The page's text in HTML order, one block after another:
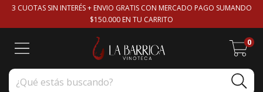
3 CUOTAS SIN INTERÉS + ENVIO GRATIS CON MERCADO PAGO SUMANDO
$150.000 EN TU CARRITO
0